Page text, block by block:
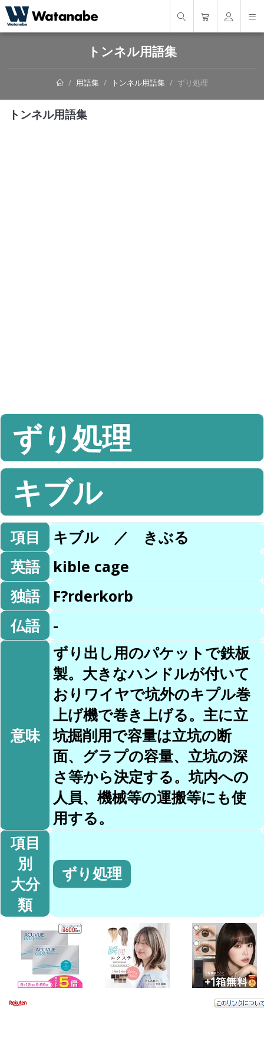
トンネル用語集
用語集 トンネル用語集 ずり処理
トンネル用語集
ずり処理
キブル
項目
キブル ／ きぶる
英語
kible cage
独語
F?rderkorb
仏語
-
意味
ずり出し用のパケットで鉄板
製。大きなハンドルが付いて
おりワイヤで坑外のキプル巻
上げ機で巻き上げる。主に立
坑掘削用で容量は立坑の断
面、グラプの容量、立坑の深
さ等から決定する。坑内への
人員、機械等の運搬等にも使
用する。
項目
別
大分
類
ずり処理